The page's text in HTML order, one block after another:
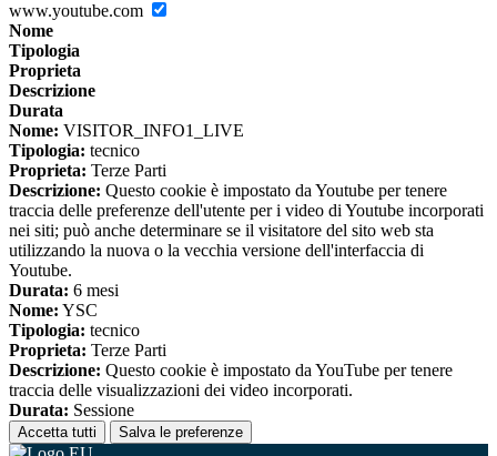
www.youtube.com
Nome
Tipologia
Proprieta
Descrizione
Durata
Nome: VISITOR_INFO1_LIVE
Tipologia: tecnico
Proprieta: Terze Parti
Descrizione: Questo cookie è impostato da Youtube per tenere
traccia delle preferenze dell'utente per i video di Youtube incorporati
nei siti; può anche determinare se il visitatore del sito web sta
utilizzando la nuova o la vecchia versione dell'interfaccia di
Youtube.
Durata: 6 mesi
Nome: YSC
Tipologia: tecnico
Proprieta: Terze Parti
Descrizione: Questo cookie è impostato da YouTube per tenere
traccia delle visualizzazioni dei video incorporati.
Durata: Sessione
Accetta tutti Salva le preferenze